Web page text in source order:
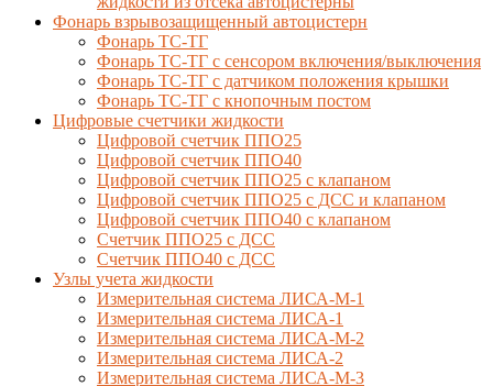
Фонарь взрывозащищенный автоцистерн
Фонарь ТС-ТГ
Фонарь ТС-ТГ с сенсором включения/выключения
Фонарь ТС-ТГ с датчиком положения крышки
Фонарь ТС-ТГ с кнопочным постом
Цифровые счетчики жидкости
Цифровой счетчик ППО25
Цифровой счетчик ППО40
Цифровой счетчик ППО25 с клапаном
Цифровой счетчик ППО25 с ДСС и клапаном
Цифровой счетчик ППО40 с клапаном
Счетчик ППО25 с ДСС
Счетчик ППО40 с ДСС
Узлы учета жидкости
Измерительная система ЛИСА-М-1
Измерительная система ЛИСА-1
Измерительная система ЛИСА-М-2
Измерительная система ЛИСА-2
Измерительная система ЛИСА-М-3